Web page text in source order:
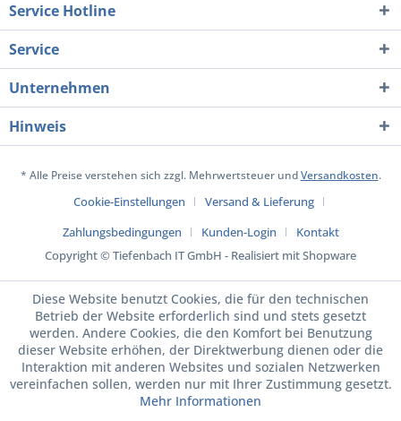
Service Hotline
Service
Unternehmen
Hinweis
* Alle Preise verstehen sich zzgl. Mehrwertsteuer undVersandkosten.
Cookie-Einstellungen
Versand & Lieferung
Zahlungsbedingungen
Kunden-Login
Kontakt
Copyright © Tiefenbach IT GmbH - Realisiert mit Shopware
Diese Website benutzt Cookies, die für den technischen
Betrieb der Website erforderlich sind und stets gesetzt
werden. Andere Cookies, die den Komfort bei Benutzung
dieser Website erhöhen, der Direktwerbung dienen oder die
Interaktion mit anderen Websites und sozialen Netzwerken
vereinfachen sollen, werden nur mit Ihrer Zustimmung gesetzt.
Mehr Informationen